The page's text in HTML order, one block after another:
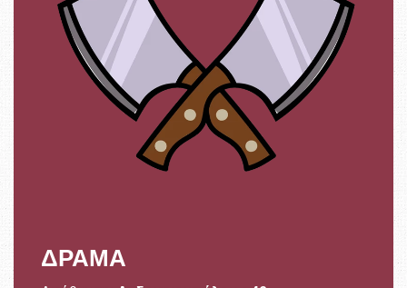
ΔΡΑΜΑ